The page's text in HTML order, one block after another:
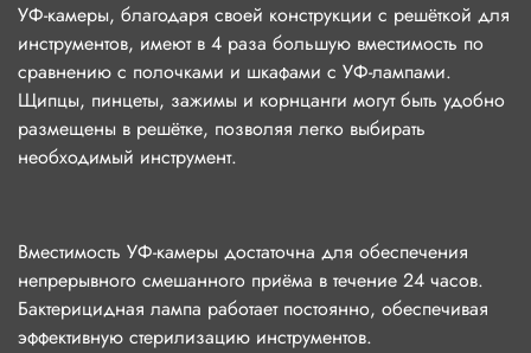
УФ-камеры, благодаря своей конструкции с решёткой для
инструментов, имеют в 4 раза большую вместимость по
сравнению с полочками и шкафами с УФ-лампами.
Щипцы, пинцеты, зажимы и корнцанги могут быть удобно
размещены в решётке, позволяя легко выбирать
необходимый инструмент.
Вместимость УФ-камеры достаточна для обеспечения
непрерывного смешанного приёма в течение 24 часов.
Бактерицидная лампа работает постоянно, обеспечивая
эффективную стерилизацию инструментов.